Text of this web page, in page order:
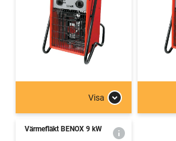
Visa
Värmefläkt BENOX 9 kW